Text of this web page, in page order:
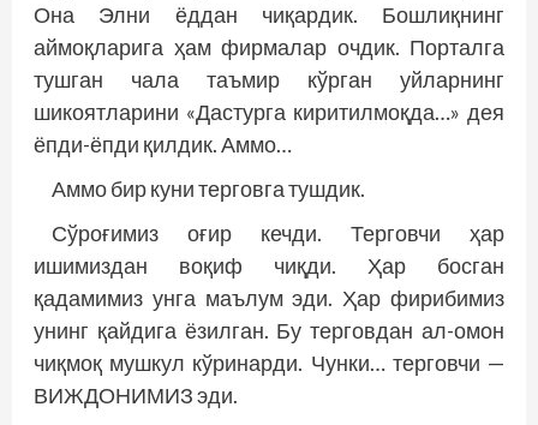
Она Элни ёддан чиқардик. Бошлиқнинг
аймоқларига ҳам фирмалар очдик. Порталга
тушган чала таъмир кўрган уйларнинг
шикоятларини «Дастурга киритилмоқда…» дея
ёпди-ёпди қилдик. Аммо…
Аммо бир куни терговга тушдик.
Сўроғимиз оғир кеч­ди. Терговчи ҳар
ишимиздан воқиф чиқди. Ҳар босган
қадамимиз унга маълум эди. Ҳар фирибимиз
унинг қайдига ёзилган. Бу терговдан ал-омон
чиқмоқ мушкул кўринарди. Чунки… терговчи —
ВИЖДОНИМИЗ эди.